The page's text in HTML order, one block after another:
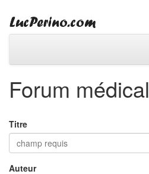
Forum médical
Titre
Auteur